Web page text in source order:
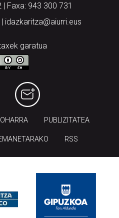
Faxa: 943 300 731
idazkaritza@aiurri.eus
garatua
PUBLIZITATEA
RSS